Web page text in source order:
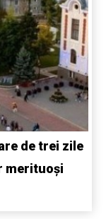
de trei zile
merituoși